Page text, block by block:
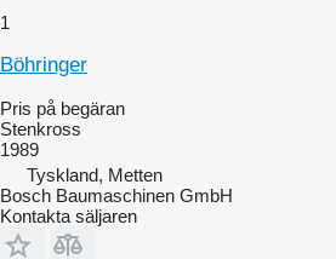
1
Böhringer
Pris på begäran
Stenkross
1989
Tyskland, Metten
Bosch Baumaschinen GmbH
Kontakta säljaren